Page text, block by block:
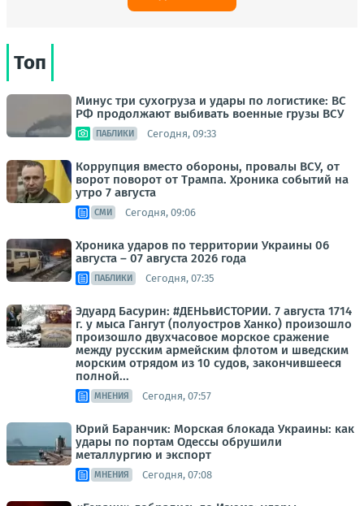
Топ
Минус три сухогруза и удары по логистике: ВС
РФ продолжают выбивать военные грузы ВСУ
ПАБЛИКИ Сегодня, 09:33
Коррупция вместо обороны, провалы ВСУ, от
ворот поворот от Трампа. Хроника событий на
утро 7 августа
СМИ Сегодня, 09:06
Хроника ударов по территории Украины 06
августа – 07 августа 2026 года
ПАБЛИКИ Сегодня, 07:35
Эдуард Басурин: #ДЕНЬвИСТОРИИ. 7 августа 1714
г. у мыса Гангут (полуостров Ханко) произошло
произошло двухчасовое морское сражение
между русским армейским флотом и шведским
морским отрядом из 10 судов, закончившееся
полной...
МНЕНИЯ Сегодня, 07:57
Юрий Баранчик: Морская блокада Украины: как
удары по портам Одессы обрушили
металлургию и экспорт
МНЕНИЯ Сегодня, 07:08